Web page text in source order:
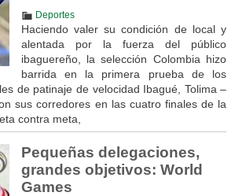
Deportes
Haciendo valer su condición de local y
alentada por la fuerza del público
ibaguereño, la selección Colombia hizo
barrida en la primera prueba de los
de patinaje de velocidad Ibagué, Tolima –
sus corredores en las cuatro finales de la
contra meta,
Pequeñas delegaciones,
grandes objetivos: World
Games